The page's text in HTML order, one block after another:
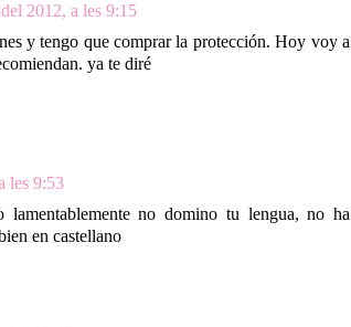
2012, a les 9:15
y tengo que comprar la protección. Hoy voy a
ya te diré
les 9:53
no domino tu lengua, no ha
en castellano